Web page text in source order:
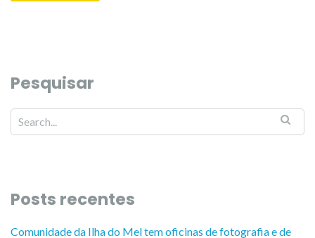
Pesquisar
Posts recentes
Comunidade da Ilha do Mel tem oficinas de fotografia e de